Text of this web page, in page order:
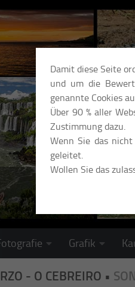
Damit diese Seite
und um die
genannte Cookies
Über 90 % aller
Zustimmung dazu.
Wenn Sie das
geleitet.
Wollen Sie das
Grafik
- O CEBREIRO •